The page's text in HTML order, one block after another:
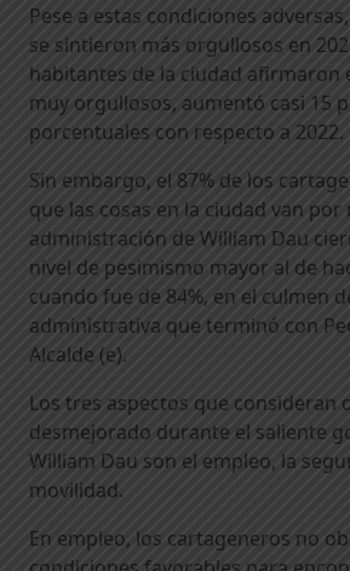
Pese a estas condiciones
se sintieron más orgullosos en
habitantes de la ciudad afirmaron
muy orgullosos, aumentó casi 15
porcentuales con respecto a 2022.
Sin embargo, el 87% de los
que las cosas en la ciudad van por
administración de William Dau
nivel de pesimismo mayor al de
cuando fue de 84%, en el culmen
administrativa que terminó con
Alcalde (e).
Los tres aspectos que consideran
desmejorado durante el saliente
William Dau son el empleo, la
movilidad.
En empleo, los cartageneros no